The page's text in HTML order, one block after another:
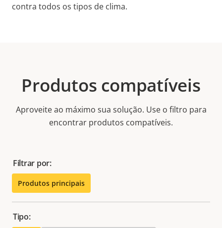
contra todos os tipos de clima.
Produtos compatíveis
Aproveite ao máximo sua solução. Use o filtro para
encontrar produtos compatíveis.
Filtrar por:
Produtos principais
Tipo: